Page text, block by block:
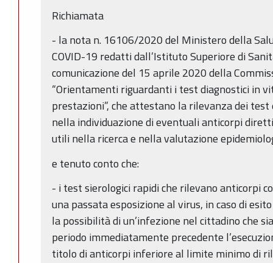
Richiamata
- la nota n. 16106/2020 del Ministero della
COVID-19 redatti dall’Istituto Superiore di
comunicazione del 15 aprile 2020 della
“Orientamenti riguardanti i test diagnostici in
prestazioni”, che attestano la rilevanza dei
nella individuazione di eventuali anticorpi
utili nella ricerca e nella valutazione
e tenuto conto che:
- i test sierologici rapidi che rilevano anticorpi
una passata esposizione al virus, in caso di
la possibilità di un’infezione nel cittadino che
periodo immediatamente precedente
titolo di anticorpi inferiore al limite minimo di